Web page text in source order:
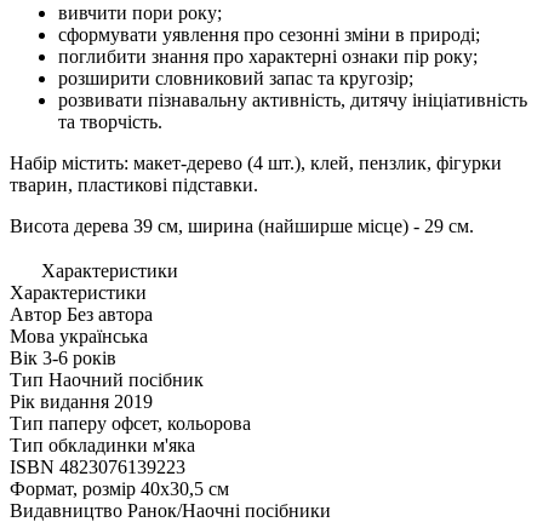
вивчити пори року;
сформувати уявлення про сезонні зміни в природі;
поглибити знання про характерні ознаки пір року;
розширити словниковий запас та кругозір;
розвивати пізнавальну активність, дитячу ініціативність
та творчість.
Набір містить: макет-дерево (4 шт.), клей, пензлик, фігурки
тварин, пластикові підставки.
Висота дерева 39 см, ширина (найширше місце) - 29 см.
Характеристики
Характеристики
Автор Без автора
Мова українська
Вік 3-6 років
Тип Наочний посібник
Рік видання 2019
Тип паперу офсет, кольорова
Тип обкладинки м'яка
ISBN 4823076139223
Формат, розмір 40х30,5 см
Видавництво Ранок/Наочні посібники